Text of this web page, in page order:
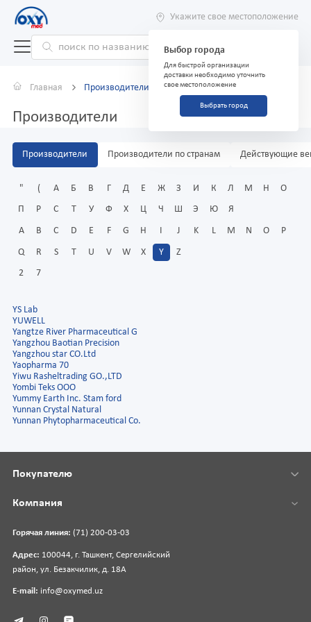
Укажите свое местоположение
Выбор города
Для быстрой организации
доставки необходимо уточнить
свое местоположение
Выбрать город
Главная Производители
Производители
Производители Производители по странам Действующие
" ( А Б В Г Д Е Ж З И К Л М Н О
П Р С Т У Ф Х Ц Ч Ш Э Ю Я
A B C D E F G H J K L M N O P
Q R S T U V W X Y Z
2 7
YS Lab
YUWELL
Yangtze River Pharmaceutical G
Yangzhou Baotian Precision
Yangzhou star CO.Ltd
Yaopharma 70
Yiwu Rasheltrading GO.,LTD
Yombi Teks OOO
Yummy Earth Inc. Stam ford
Yunnan Crystal Natural
Yunnan Phytopharmaceutical Co.
Горячая линия: (71) 200-03-03
Адрес: 100044, г. Ташкент, Сергелийский
район, ул. Безакчилик, д. 18А
E-mail: info@oxymed.uz
Покупателю
Компания